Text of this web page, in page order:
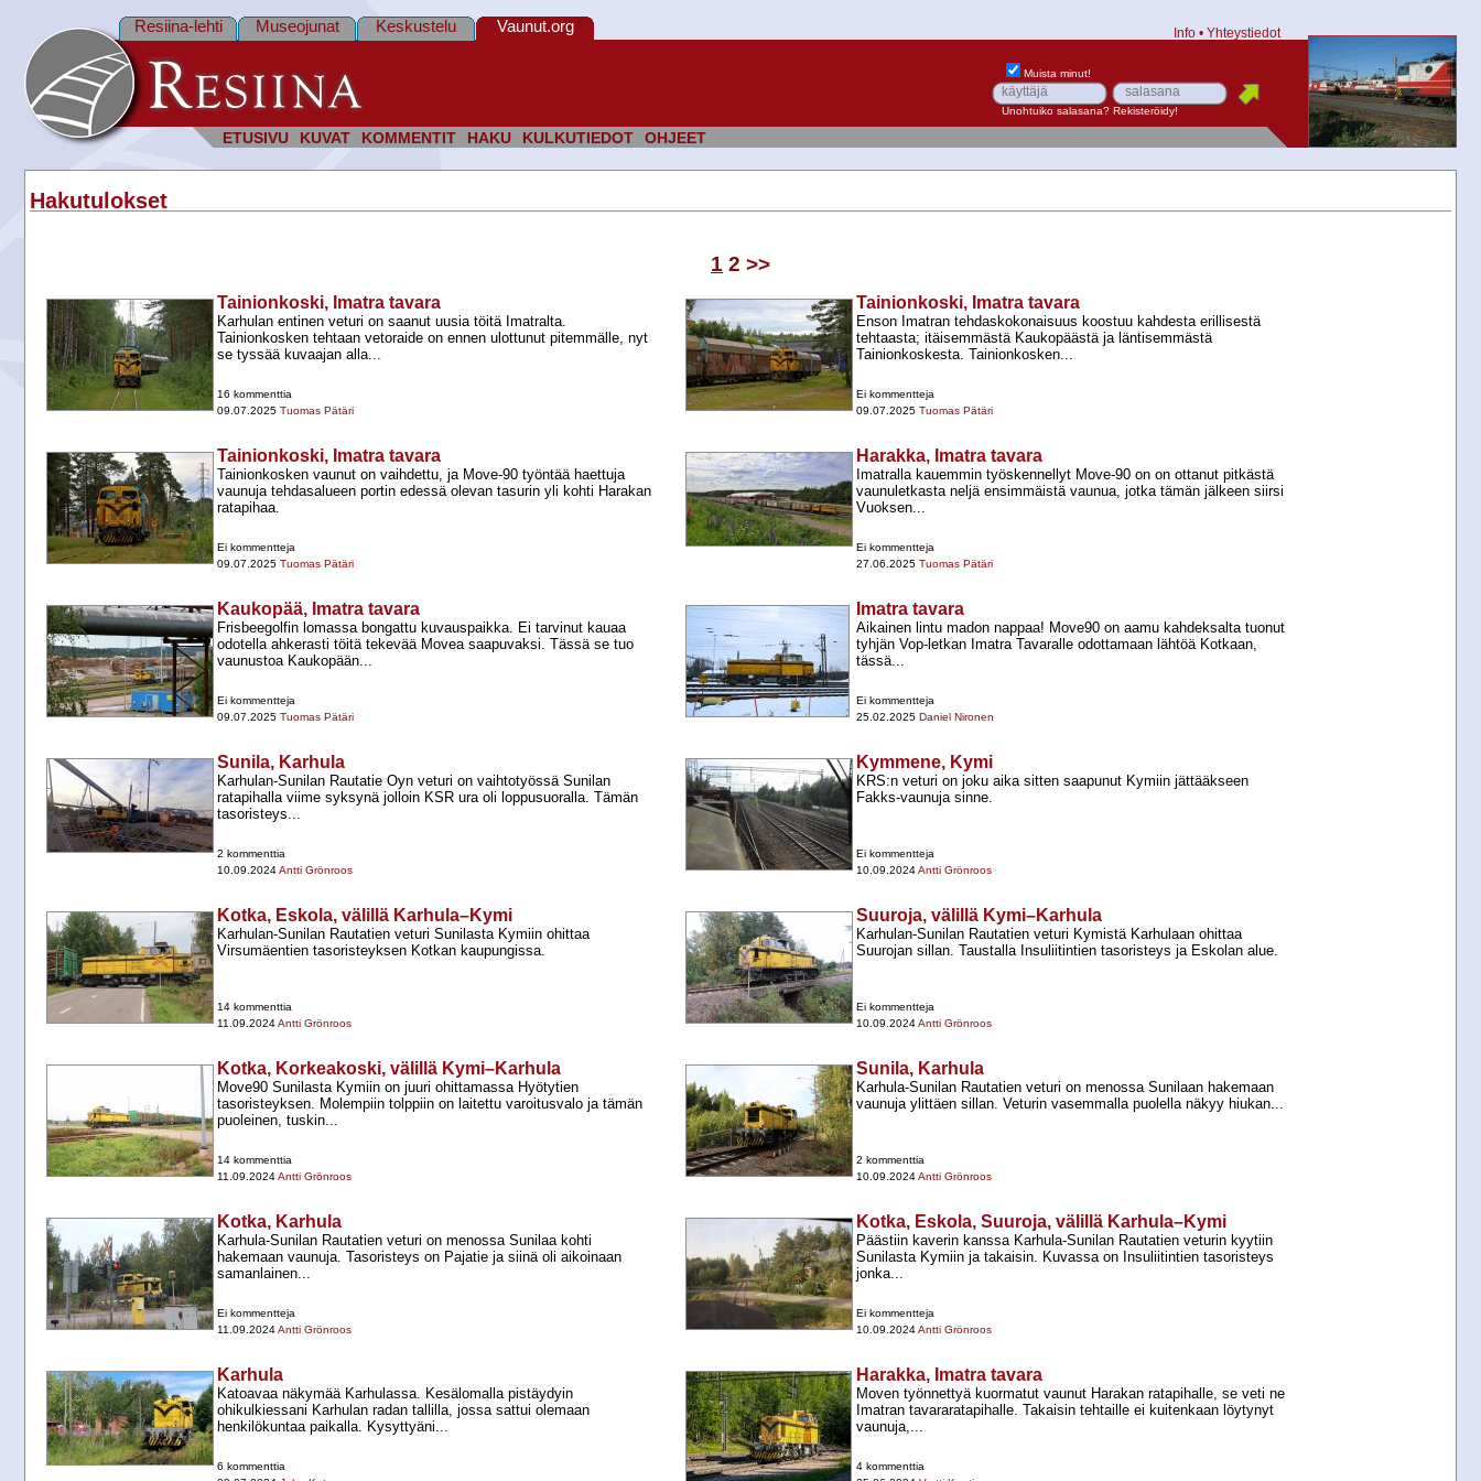
ETUSIVU KUVAT KOMMENTIT HAKU KULKUTIEDOT OHJEET
Resiina-lehti Museojunat Keskustelu Vaunut.org Info • Yhteystiedot
Muista minut!
Unohtuiko salasana? Rekisteröidy!
Hakutulokset
1 2 >>
Tainionkoski, Imatra tavara
Karhulan entinen veturi on saanut uusia töitä Imatralta.
Tainionkosken tehtaan vetoraide on ennen ulottunut pitemmälle, nyt
se tyssää kuvaajan alla...
16 kommenttia
09.07.2025 Tuomas Pätäri
Tainionkoski, Imatra tavara
Enson Imatran tehdaskokonaisuus koostuu kahdesta erillisestä
tehtaasta; itäisemmästä Kaukopäästä ja läntisemmästä
Tainionkoskesta. Tainionkosken...
Ei kommentteja
09.07.2025 Tuomas Pätäri
Tainionkoski, Imatra tavara
Tainionkosken vaunut on vaihdettu, ja Move-​90 työntää haettuja
vaunuja tehdasalueen portin edessä olevan tasurin yli kohti Harakan
ratapihaa.
Ei kommentteja
09.07.2025 Tuomas Pätäri
Harakka, Imatra tavara
Imatralla kauemmin työskennellyt Move-​90 on on ottanut pitkästä
vaunuletkasta neljä ensimmäistä vaunua, jotka tämän jälkeen siirsi
Vuoksen...
Ei kommentteja
27.06.2025 Tuomas Pätäri
Kaukopää, Imatra tavara
Frisbeegolfin lomassa bongattu kuvauspaikka. Ei tarvinut kauaa
odotella ahkerasti töitä tekevää Movea saapuvaksi. Tässä se tuo
vaunustoa Kaukopään...
Ei kommentteja
09.07.2025 Tuomas Pätäri
Imatra tavara
Aikainen lintu madon nappaa! Move90 on aamu kahdeksalta tuonut
tyhjän Vop-​letkan Imatra Tavaralle odottamaan lähtöä Kotkaan,
tässä...
Ei kommentteja
25.02.2025 Daniel Nironen
Sunila, Karhula
Karhulan-​Sunilan Rautatie Oyn veturi on vaihtotyössä Sunilan
ratapihalla viime syksynä jolloin KSR ura oli loppusuoralla. Tämän
tasoristeys...
2 kommenttia
10.09.2024Antti Grönroos
Kymmene, Kymi
KRS:n veturi on joku aika sitten saapunut Kymiin jättääkseen
Fakks-​vaunuja sinne.
Ei kommentteja
10.09.2024Antti Grönroos
Kotka, Eskola, välillä Karhula–Kymi
Karhulan-​Sunilan Rautatien veturi Sunilasta Kymiin ohittaa
Virsumäentien tasoristeyksen Kotkan kaupungissa.
14 kommenttia
11.09.2024Antti Grönroos
Suuroja, välillä Kymi–Karhula
Karhulan-​Sunilan Rautatien veturi Kymistä Karhulaan ohittaa
Suurojan sillan. Taustalla Insuliitintien tasoristeys ja Eskolan alue.
Ei kommentteja
10.09.2024Antti Grönroos
Kotka, Korkeakoski, välillä Kymi–Karhula
Move90 Sunilasta Kymiin on juuri ohittamassa Hyötytien
tasoristeyksen. Molempiin tolppiin on laitettu varoitusvalo ja tämän
puoleinen, tuskin...
14 kommenttia
11.09.2024Antti Grönroos
Sunila, Karhula
Karhula-​Sunilan Rautatien veturi on menossa Sunilaan hakemaan
vaunuja ylittäen sillan. Veturin vasemmalla puolella näkyy hiukan...
2 kommenttia
10.09.2024Antti Grönroos
Kotka, Karhula
Karhula-​Sunilan Rautatien veturi on menossa Sunilaa kohti
hakemaan vaunuja. Tasoristeys on Pajatie ja siinä oli aikoinaan
samanlainen...
Ei kommentteja
11.09.2024Antti Grönroos
Kotka, Eskola, Suuroja, välillä Karhula–Kymi
Päästiin kaverin kanssa Karhula-​Sunilan Rautatien veturin kyytiin
Sunilasta Kymiin ja takaisin. Kuvassa on Insuliitintien tasoristeys
jonka...
Ei kommentteja
10.09.2024Antti Grönroos
Karhula
Katoavaa näkymää Karhulassa. Kesälomalla pistäydyin
ohikulkiessani Karhulan radan tallilla, jossa sattui olemaan
henkilökuntaa paikalla. Kysyttyäni...
6 kommenttia
Harakka, Imatra tavara
Moven työnnettyä kuormatut vaunut Harakan ratapihalle, se veti ne
Imatran tavararatapihalle. Takaisin tehtaille ei kuitenkaan löytynyt
vaunuja,...
4 kommenttia